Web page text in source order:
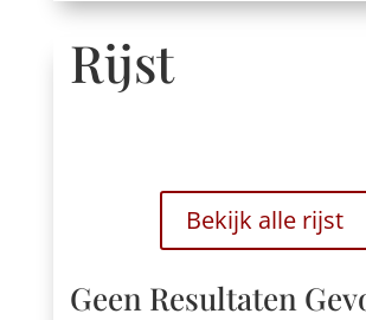
Rijst
Bekijk alle rijst
Geen Resultaten